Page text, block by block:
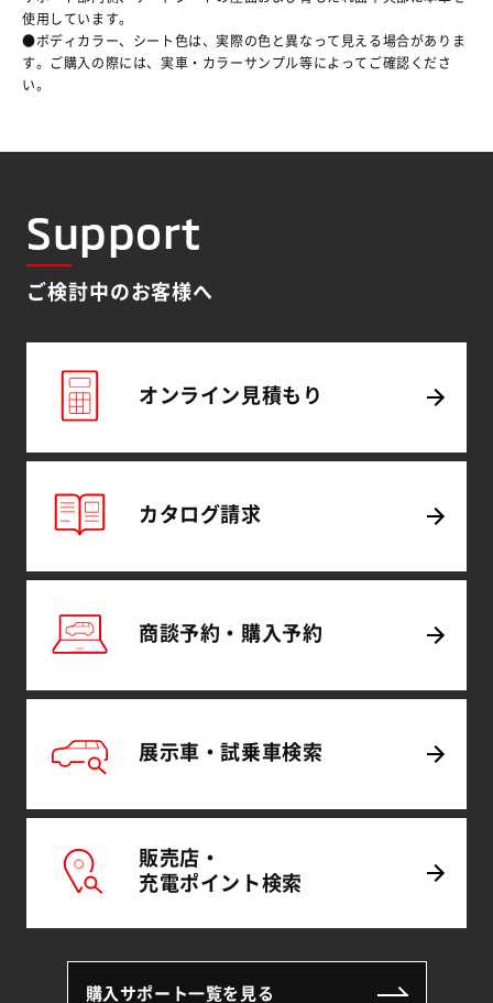
使用しています。
●ボディカラー、シート色は、実際の色と異なって見える場合がありま
す。ご購入の際には、実車・カラーサンプル等によってご確認くださ
い。
Support
ご検討中のお客様へ
オンライン 見積もり
カタログ請求
商談予約・ 購入予約
展示車・試乗車検索
販売店・
充電ポイント検索
購入サポート一覧を見る